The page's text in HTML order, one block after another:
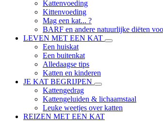
Kattenvoeding
Kittenvoeding
Mag een kat... ?
BARF en andere natuurlijke diëten
LEVEN MET EEN KAT
Een huiskat
Een buitenkat
Alledaagse tips
Katten en kinderen
JE KAT BEGRIJPEN
Kattengedrag
Kattengeluiden & lichaamstaal
Leuke weetjes over katten
REIZEN MET EEN KAT